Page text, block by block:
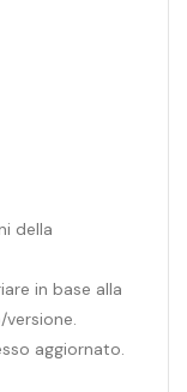
della
in base alla
aggiornato.